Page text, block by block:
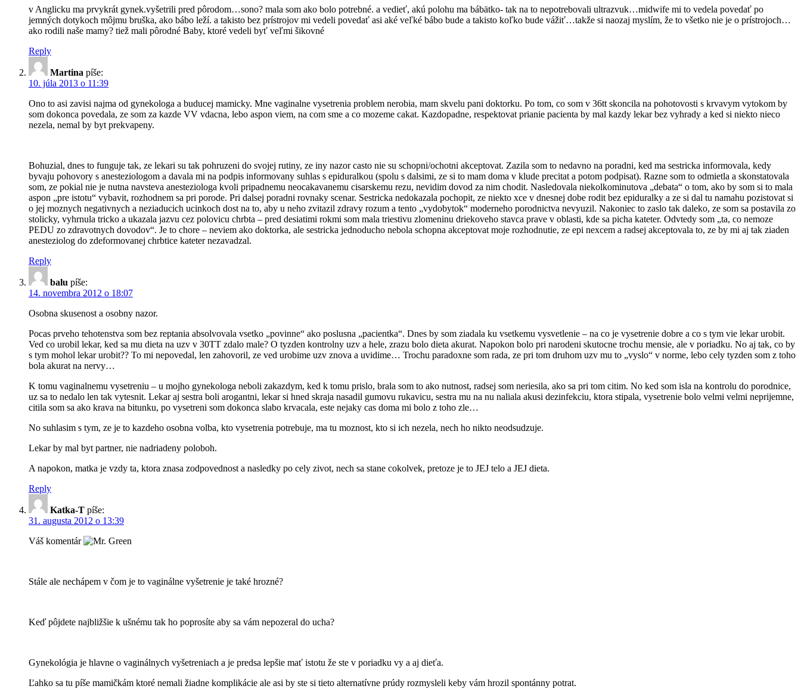
v Anglicku ma prvykrát gynek.vyšetrili pred pôrodom…sono? mala som ako bolo potrebné. a vedieť, akú polohu ma bábätko- tak na to nepotrebovali ultrazvuk…midwife mi to vedela povedať po
jemných dotykoch môjmu bruška, ako bábo leží. a takisto bez prístrojov mi vedeli povedať asi aké veľké bábo bude a takisto koľko bude vážiť…takže si naozaj myslím, že to všetko nie je o prístrojoch…
ako rodili naše mamy? tiež mali pôrodné Baby, ktoré vedeli byť veľmi šikovné
Reply
Martina píše:
10. júla 2013 o 11:39
Ono to asi zavisi najma od gynekologa a buducej mamicky. Mne vaginalne vysetrenia problem nerobia, mam skvelu pani doktorku. Po tom, co som v 36tt skoncila na pohotovosti s krvavym vytokom by
som dokonca povedala, ze som za kazde VV vdacna, lebo aspon viem, na com sme a co mozeme cakat. Kazdopadne, respektovat prianie pacienta by mal kazdy lekar bez vyhrady a ked si niekto nieco
nezela, nemal by byt prekvapeny.
Bohuzial, dnes to funguje tak, ze lekari su tak pohruzeni do svojej rutiny, ze iny nazor casto nie su schopni/ochotni akceptovat. Zazila som to nedavno na poradni, ked ma sestricka informovala, kedy
byvaju pohovory s anesteziologom a davala mi na podpis informovany suhlas s epiduralkou (spolu s dalsimi, ze si to mam doma v klude precitat a potom podpisat). Razne som to odmietla a skonstatovala
som, ze pokial nie je nutna navsteva anesteziologa kvoli pripadnemu neocakavanemu cisarskemu rezu, nevidim dovod za nim chodit. Nasledovala niekolkominutova „debata“ o tom, ako by som si to mala
aspon „pre istotu“ vybavit, rozhodnem sa pri porode. Pri dalsej poradni rovnaky scenar. Sestricka nedokazala pochopit, ze niekto xce v dnesnej dobe rodit bez epiduralky a ze si dal tu namahu pozistovat si
o jej moznych negativnych a neziaducich ucinkoch dost na to, aby u neho zvitazil zdravy rozum a tento „vydobytok“ moderneho porodnictva nevyuzil. Nakoniec to zaslo tak daleko, ze som sa postavila zo
stolicky, vyhrnula tricko a ukazala jazvu cez polovicu chrbta – pred desiatimi rokmi som mala triestivu zlomeninu driekoveho stavca prave v oblasti, kde sa picha kateter. Odvtedy som „ta, co nemoze
PEDU zo zdravotnych dovodov“. Je to chore – neviem ako doktorka, ale sestricka jednoducho nebola schopna akceptovat moje rozhodnutie, ze epi nexcem a radsej akceptovala to, ze by mi aj tak ziaden
anesteziolog do zdeformovanej chrbtice kateter nezavadzal.
Reply
balu píše:
14. novembra 2012 o 18:07
Osobna skusenost a osobny nazor.
Pocas prveho tehotenstva som bez reptania absolvovala vsetko „povinne“ ako poslusna „pacientka“. Dnes by som ziadala ku vsetkemu vysvetlenie – na co je vysetrenie dobre a co s tym vie lekar urobit.
Ved co urobil lekar, ked sa mu dieta na uzv v 30TT zdalo male? O tyzden kontrolny uzv a hele, zrazu bolo dieta akurat. Napokon bolo pri narodeni skutocne trochu mensie, ale v poriadku. No aj tak, co by
s tym mohol lekar urobit?? To mi nepovedal, len zahovoril, ze ved urobime uzv znova a uvidime… Trochu paradoxne som rada, ze pri tom druhom uzv mu to „vyslo“ v norme, lebo cely tyzden som z toho
bola akurat na nervy…
K tomu vaginalnemu vysetreniu – u mojho gynekologa neboli zakazdym, ked k tomu prislo, brala som to ako nutnost, radsej som neriesila, ako sa pri tom citim. No ked som isla na kontrolu do porodnice,
uz sa to nedalo len tak vytesnit. Lekar aj sestra boli arogantni, lekar si hned skraja nasadil gumovu rukavicu, sestra mu na nu naliala akusi dezinfekciu, ktora stipala, vysetrenie bolo velmi velmi neprijemne,
citila som sa ako krava na bitunku, po vysetreni som dokonca slabo krvacala, este nejaky cas doma mi bolo z toho zle…
No suhlasim s tym, ze je to kazdeho osobna volba, kto vysetrenia potrebuje, ma tu moznost, kto si ich nezela, nech ho nikto neodsudzuje.
Lekar by mal byt partner, nie nadriadeny poloboh.
A napokon, matka je vzdy ta, ktora znasa zodpovednost a nasledky po cely zivot, nech sa stane cokolvek, pretoze je to JEJ telo a JEJ dieta.
Reply
Katka-T píše:
31. augusta 2012 o 13:39
Váš komentár
Stále ale nechápem v čom je to vaginálne vyšetrenie je také hrozné?
Keď pôjdete najbližšie k ušnému tak ho poprosíte aby sa vám nepozeral do ucha?
Gynekológia je hlavne o vaginálnych vyšetreniach a je predsa lepšie mať istotu že ste v poriadku vy a aj dieťa.
Ľahko sa tu píše mamičkám ktoré nemali žiadne komplikácie ale asi by ste si tieto alternatívne prúdy rozmysleli keby vám hrozil spontánny potrat.